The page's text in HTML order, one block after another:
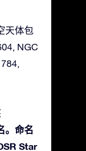
天体包
NGC
。命名
Star